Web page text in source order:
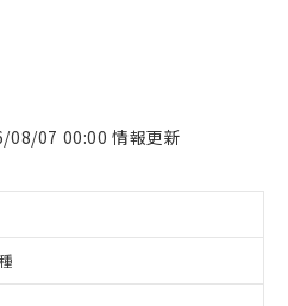
08/07 00:00 情報更新